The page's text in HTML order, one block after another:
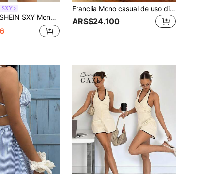
SXY
SHEIN SXY Mono estilo boho con estampado floral y espalda descubierta, para verano
Franclia Mono casual de uso diario de unicolor para mujer
ARS$24.100